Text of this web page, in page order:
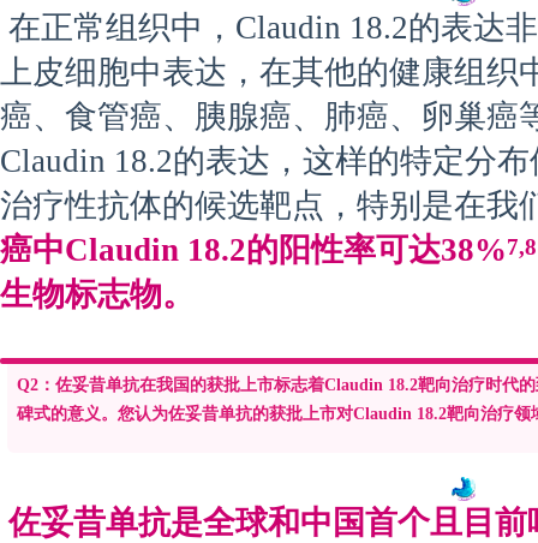
在正常组织中，Claudin 18.2的表达
上皮细胞中表达，在其他的健康组
癌、食管癌、胰腺癌、肺癌、卵巢癌
Claudin 18.2的表达，这样的特定分
治疗性抗体的候选靶点，特别是在我
癌中Claudin 18.2的阳性率可达38%7,8
生物标志物。
Q2：佐妥昔单抗在我国的获批上市标志着Claudin 18.2靶向治疗时代
碑式的意义。您认为佐妥昔单抗的获批上市对Claudin 18.2靶向治疗领
佐妥昔单抗是全球和中国首个且目